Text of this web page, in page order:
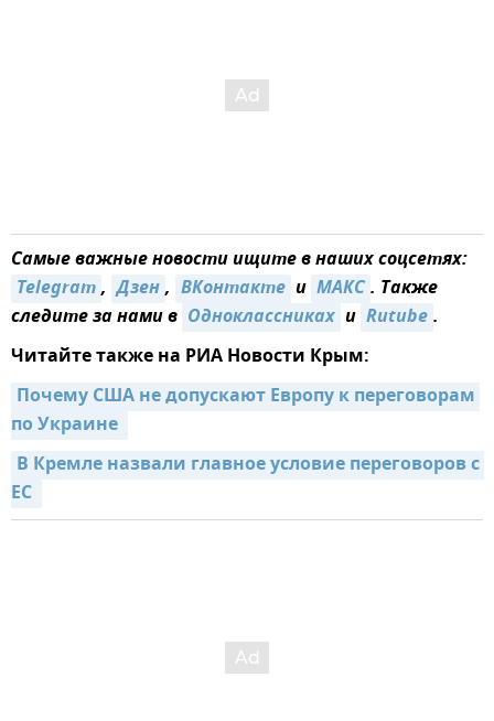
Самые важные новости ищите в наших соцсетях:
Telegram, Дзен, ВКонтакте и MAКС. Также
следите за нами в Одноклассниках и Rutube.
Читайте также на РИА Новости Крым:
Почему США не допускают Европу к переговорам
по Украине
В Кремле назвали главное условие переговоров с
ЕС